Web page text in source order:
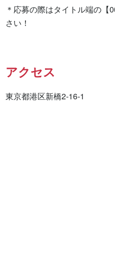
＊応募の際はタイトル端の
さい！
アクセス
東京都港区新橋2-16-1